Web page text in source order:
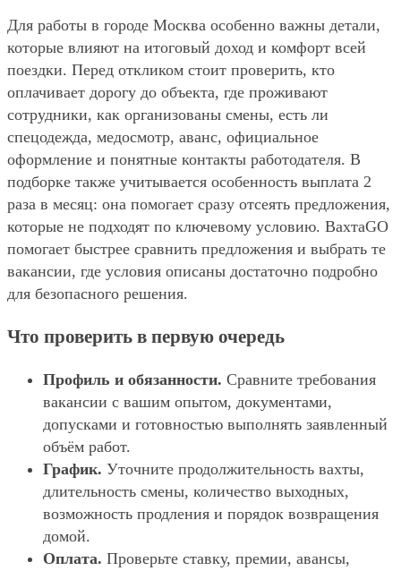
Для работы в городе Москва особенно важны детали,
которые влияют на итоговый доход и комфорт всей
поездки. Перед откликом стоит проверить, кто
оплачивает дорогу до объекта, где проживают
сотрудники, как организованы смены, есть ли
спецодежда, медосмотр, аванс, официальное
оформление и понятные контакты работодателя. В
подборке также учитывается особенность выплата 2
раза в месяц: она помогает сразу отсеять предложения,
которые не подходят по ключевому условию. ВахтаGO
помогает быстрее сравнить предложения и выбрать те
вакансии, где условия описаны достаточно подробно
для безопасного решения.
Что проверить в первую очередь
Профиль и обязанности. Сравните требования
вакансии с вашим опытом, документами,
допусками и готовностью выполнять заявленный
объём работ.
График. Уточните продолжительность вахты,
длительность смены, количество выходных,
возможность продления и порядок возвращения
домой.
Оплата. Проверьте ставку, премии, авансы,